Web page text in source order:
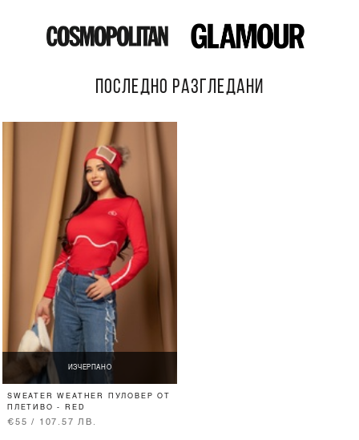
ПОСЛЕДНО РАЗГЛЕДАНИ
ИЗЧЕРПАНО
SWEATER WEATHER ПУЛОВЕР ОТ
ПЛЕТИВО - RED
€55 / 107.57 ЛВ.